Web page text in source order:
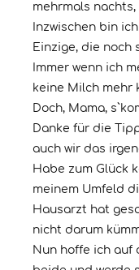
mehrmals
Inzwischen bin
Einzige, die noch
Immer wenn ich
keine Milch mehr
Doch, Mama,
Danke für die
auch wir das
Habe zum Glück
meinem Umfeld
Hausarzt hat
nicht darum
Nun hoffe ich auf